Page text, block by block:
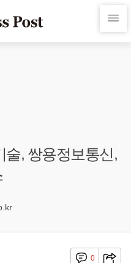
술, 쌍용정보통신,
0